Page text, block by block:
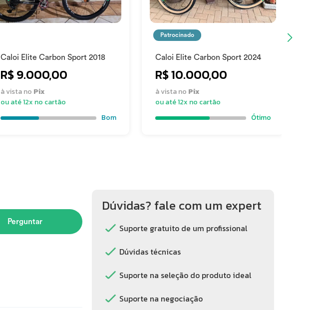
Caloi Elite Carbon Sport 2018
R$ 9.000,00
à vista no Pix
ou até 12x no cartão
Bom
Patrocinado
Caloi Elite Carbon Sport 2024
R$ 10.000,00
à vista no Pix
ou até 12x no cartão
Ótimo
Perguntar
Dúvidas? fale com um expert
Suporte gratuito de um profissional
Dúvidas técnicas
Suporte na seleção do produto ideal
Suporte na negociação